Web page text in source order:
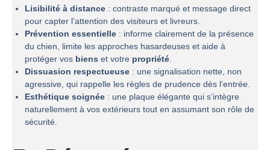
Lisibilité à distance : contraste marqué et message direct
pour capter l’attention des visiteurs et livreurs.
Prévention essentielle : informe clairement de la présence
du chien, limite les approches hasardeuses et aide à
protéger vos biens et votre propriété.
Dissuasion respectueuse : une signalisation nette, non
agressive, qui rappelle les règles de prudence dès l’entrée.
Esthétique soignée : une plaque élégante qui s’intègre
naturellement à vos extérieurs tout en assumant son rôle de
sécurité.